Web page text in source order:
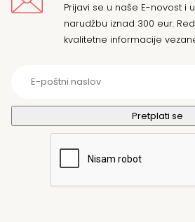
Prijavi se u naše E-novost i
narudžbu iznad 300 eur.
kvalitetne informacije